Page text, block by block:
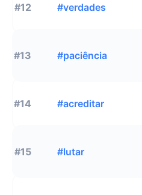
#12 #verdades
#13 #paciência
#14 #acreditar
#15 #lutar